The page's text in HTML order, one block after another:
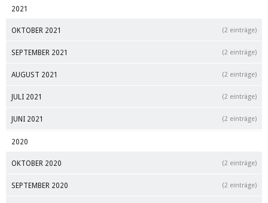
2021
OKTOBER 2021 (2 einträge)
SEPTEMBER 2021 (2 einträge)
AUGUST 2021 (2 einträge)
JULI 2021 (2 einträge)
JUNI 2021 (2 einträge)
2020
OKTOBER 2020 (2 einträge)
SEPTEMBER 2020 (2 einträge)